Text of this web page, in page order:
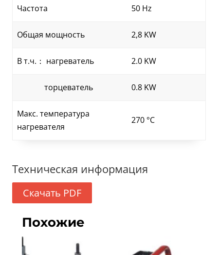
Частота 50 Hz
Общая мощность 2,8 KW
В т.ч.： нагреватель 2.0 KW
торцеватель 0.8 KW
Макс. температура
нагревателя
270 °С
Техническая информация
Скачать PDF
Похожие